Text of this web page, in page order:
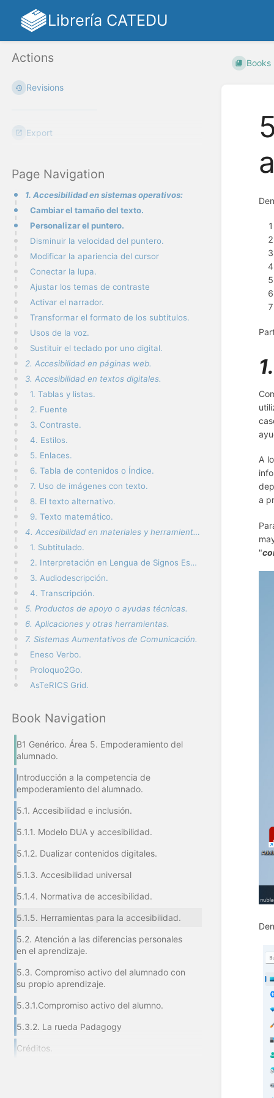
Librería CATEDU
Actions
Revisions
Export
Page Navigation
1. Accesibilidad en sistemas operativos:
Cambiar el tamaño del texto.
Personalizar el puntero.
Disminuir la velocidad del puntero.
Modificar la apariencia del cursor
Conectar la lupa.
Ajustar los temas de contraste
Activar el narrador.
Transformar el formato de los subtítulos.
Usos de la voz.
Sustituir el teclado por uno digital.
2. Accesibilidad en páginas web.
3. Accesibilidad en textos digitales.
1. Tablas y listas.
2. Fuente
3. Contraste.
4. Estilos.
5. Enlaces.
6. Tabla de contenidos o Índice.
7. Uso de imágenes con texto.
8. El texto alternativo.
9. Texto matemático.
4. Accesibilidad en materiales y herramientas multimedia.
1. Subtitulado.
2. Interpretación en Lengua de Signos Española
3. Audiodescripción.
4. Transcripción.
5. Productos de apoyo o ayudas técnicas.
6. Aplicaciones y otras herramientas.
7. Sistemas Aumentativos de Comunicación.
Eneso Verbo.
Proloquo2Go.
AsTeRICS Grid.
Book Navigation
B1 Genérico. Área 5. Empoderamiento del
alumnado.
Introducción a la competencia de
empoderamiento del alumnado.
5.1. Accesibilidad e inclusión.
5.1.1. Modelo DUA y accesibilidad.
5.1.2. Dualizar contenidos digitales.
5.1.3. Accesibilidad universal
5.1.4. Normativa de accesibilidad.
5.1.5. Herramientas para la accesibilidad.
5.2. Atención a las diferencias personales
en el aprendizaje.
5.3. Compromiso activo del alumnado con
su propio aprendizaje.
5.3.1.Compromiso activo del alumno.
5.3.2. La rueda Padagogy
Créditos.
Books
A
a
"